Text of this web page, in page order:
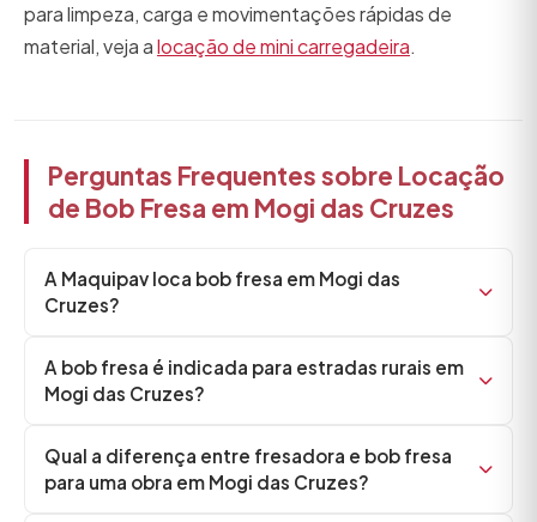
para limpeza, carga e movimentações rápidas de
material, veja alocação de mini carregadeira.
Perguntas Frequentes sobre Locação
de Bob Fresa em Mogi das Cruzes
A Maquipav loca bob fresa em Mogi das
Cruzes?
A bob fresa é indicada para estradas rurais em
Mogi das Cruzes?
Qual a diferença entre fresadora e bob fresa
para uma obra em Mogi das Cruzes?